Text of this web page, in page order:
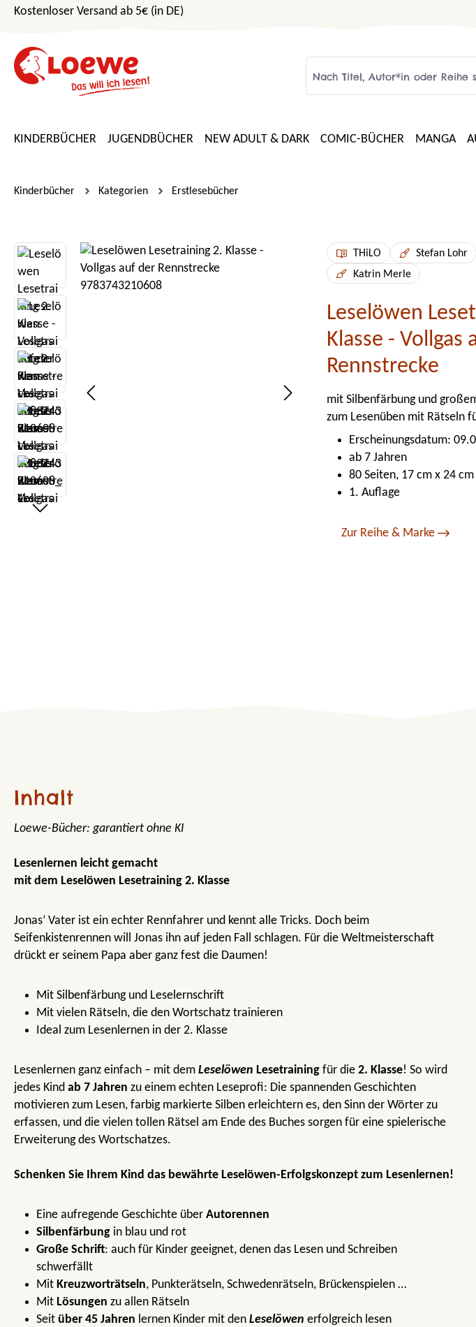
Hauptinhalt springen
Zur Suche springen
Zur Hauptnavigation springen
Kostenloser Versand ab 5€ (in DE)
KINDERBÜCHER JUGENDBÜCHER NEW ADULT & DARK COMIC-BÜCHER MANGA
Kinderbücher Kategorien Erstlesebücher
Bildergalerie überspringen THiLO Stefan Lohr
Katrin Merle
Leselöwen
Klasse - Vollgas
Rennstrecke
mit Silbenfärbung und
zum Lesenüben mit Rätseln
Erscheinungsdatum:
ab 7 Jahren
80 Seiten, 17 cm x 24 cm
1. Auflage
Zur Reihe & Marke
Inhalt
Loewe-Bücher: garantiert ohne KI
Lesenlernen leicht gemacht
mit dem Leselöwen Lesetraining 2. Klasse
Jonas‘ Vater ist ein echter Rennfahrer und kennt alle Tricks. Doch beim
Seifenkistenrennen will Jonas ihn auf jeden Fall schlagen. Für die Weltmeisterschaft
drückt er seinem Papa aber ganz fest die Daumen!
Mit Silbenfärbung und Leselernschrift
Mit vielen Rätseln, die den Wortschatz trainieren
Ideal zum Lesenlernen in der 2. Klasse
Lesenlernen ganz einfach – mit dem Leselöwen Lesetraining für die 2. Klasse! So wird
jedes Kind ab 7 Jahren zu einem echten Leseprofi: Die spannenden Geschichten
motivieren zum Lesen, farbig markierte Silben erleichtern es, den Sinn der Wörter zu
erfassen, und die vielen tollen Rätsel am Ende des Buches sorgen für eine spielerische
Erweiterung des Wortschatzes.
Schenken Sie Ihrem Kind das bewährte Leselöwen-Erfolgskonzept zum Lesenlernen!
Eine aufregende Geschichte über Autorennen
Silbenfärbung in blau und rot
Große Schrift: auch für Kinder geeignet, denen das Lesen und Schreiben
schwerfällt
Mit Kreuzworträtseln, Punkterätseln, Schwedenrätseln, Brückenspielen …
Mit Lösungen zu allen Rätseln
Seit über 45 Jahren lernen Kinder mit den Leselöwen erfolgreich lesen